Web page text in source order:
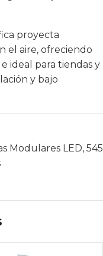
proyecta
el aire, ofreciendo
ideal para tiendas y
y bajo
Modulares LED, 545